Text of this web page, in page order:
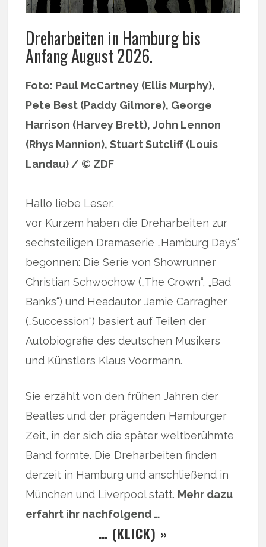
Dreharbeiten in Hamburg bis
Anfang August 2026.
Foto: Paul McCartney (Ellis Murphy),
Pete Best (Paddy Gilmore), George
Harrison (Harvey Brett), John Lennon
(Rhys Mannion), Stuart Sutcliff (Louis
Landau) / © ZDF
Hallo liebe Leser,
vor Kurzem haben die Dreharbeiten zur
sechsteiligen Dramaserie „Hamburg Days“
begonnen: Die Serie von Showrunner
Christian Schwochow („The Crown“, „Bad
Banks“) und Headautor Jamie Carragher
(„Succession“) basiert auf Teilen der
Autobiografie des deutschen Musikers
und Künstlers Klaus Voormann.
Sie erzählt von den frühen Jahren der
Beatles und der prägenden Hamburger
Zeit, in der sich die später weltberühmte
Band formte. Die Dreharbeiten finden
derzeit in Hamburg und anschließend in
München und Liverpool statt. Mehr dazu
erfahrt ihr nachfolgend …
… (KLICK) »